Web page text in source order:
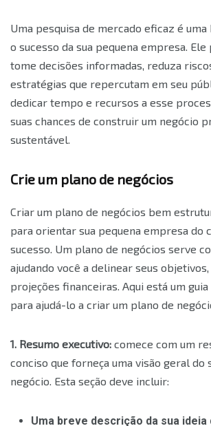
Uma pesquisa de mercado eficaz é
o sucesso da sua pequena empresa.
tome decisões informadas, reduza
estratégias que repercutam em seu
dedicar tempo e recursos a esse
suas chances de construir um negócio
sustentável.
Crie um plano de negócios
Criar um plano de negócios bem
para orientar sua pequena empresa do
sucesso. Um plano de negócios serve
ajudando você a delinear seus
projeções financeiras. Aqui está um guia
para ajudá-lo a criar um plano de
1. Resumo executivo: comece com um
conciso que forneça uma visão geral do
negócio. Esta seção deve incluir:
Uma breve descrição da sua ideia